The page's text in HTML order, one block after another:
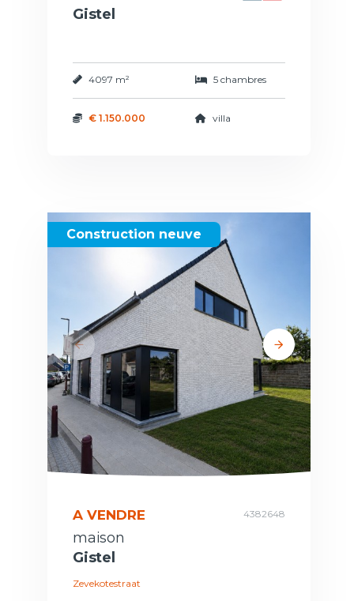
Gistel
4097 m² 5 chambres
€ 1.150.000 villa
Construction neuve
A VENDRE 4382648
maison
Gistel
Zevekotestraat